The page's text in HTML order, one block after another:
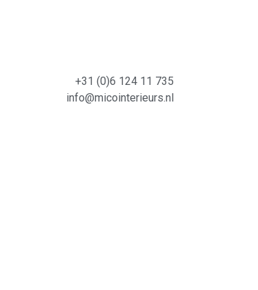
+31 (0)6 124 11 735
info@micointerieurs.nl